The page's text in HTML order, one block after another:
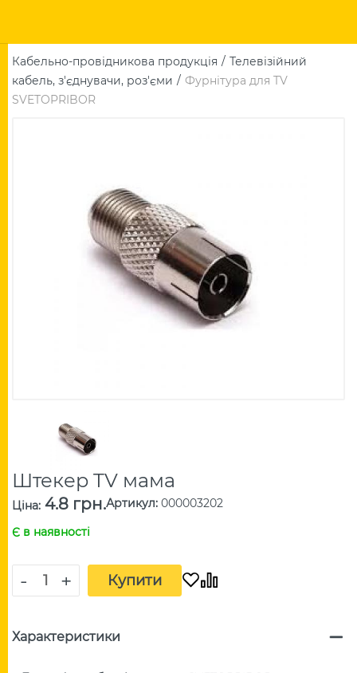
Кабельно-провідникова продукція
Телевізійний
кабель, з'єднувачи, роз'єми
Фурнітура для TV
SVETOPRIBOR
Штекер TV мама
Ціна: 4.8 грн.Артикул: 000003202
Є в наявності
- + Купити
Характеристики